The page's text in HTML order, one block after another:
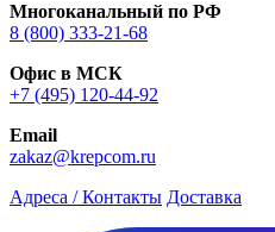
Многоканальный по РФ
8 (800) 333‑21-68
Офис в МСК
+7 (495) 120-44-92
Email
zakaz@krepcom.ru
Адреса / Контакты Доставка